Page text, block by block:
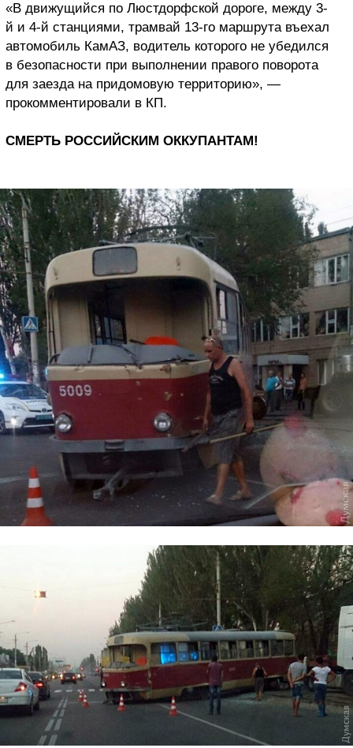
«В движущийся по Люстдорфской дороге, между 3-
й и 4-й станциями, трамвай 13-го маршрута въехал
автомобиль КамАЗ, водитель которого не убедился
в безопасности при выполнении правого поворота
для заезда на придомовую территорию», —
прокомментировали в КП.
СМЕРТЬ РОССИЙСКИМ ОККУПАНТАМ!